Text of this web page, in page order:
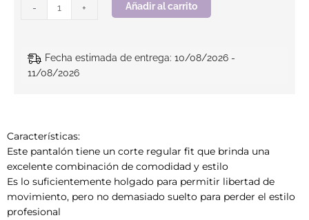
- + Añadir al carrito
Fecha estimada de entrega: 10/08/2026 -
11/08/2026
Características:
Este pantalón tiene un corte regular fit que brinda una
excelente combinación de comodidad y estilo
Es lo suficientemente holgado para permitir libertad de
movimiento, pero no demasiado suelto para perder el estilo
profesional